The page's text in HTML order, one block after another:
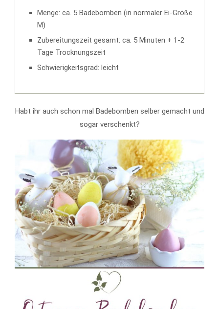
Menge: ca. 5 Badebomben (in normaler Ei-Größe
M)
Zubereitungszeit gesamt: ca. 5 Minuten + 1-2
Tage Trocknungszeit
Schwierigkeitsgrad: leicht
Habt ihr auch schon mal Badebomben selber gemacht und
sogar verschenkt?